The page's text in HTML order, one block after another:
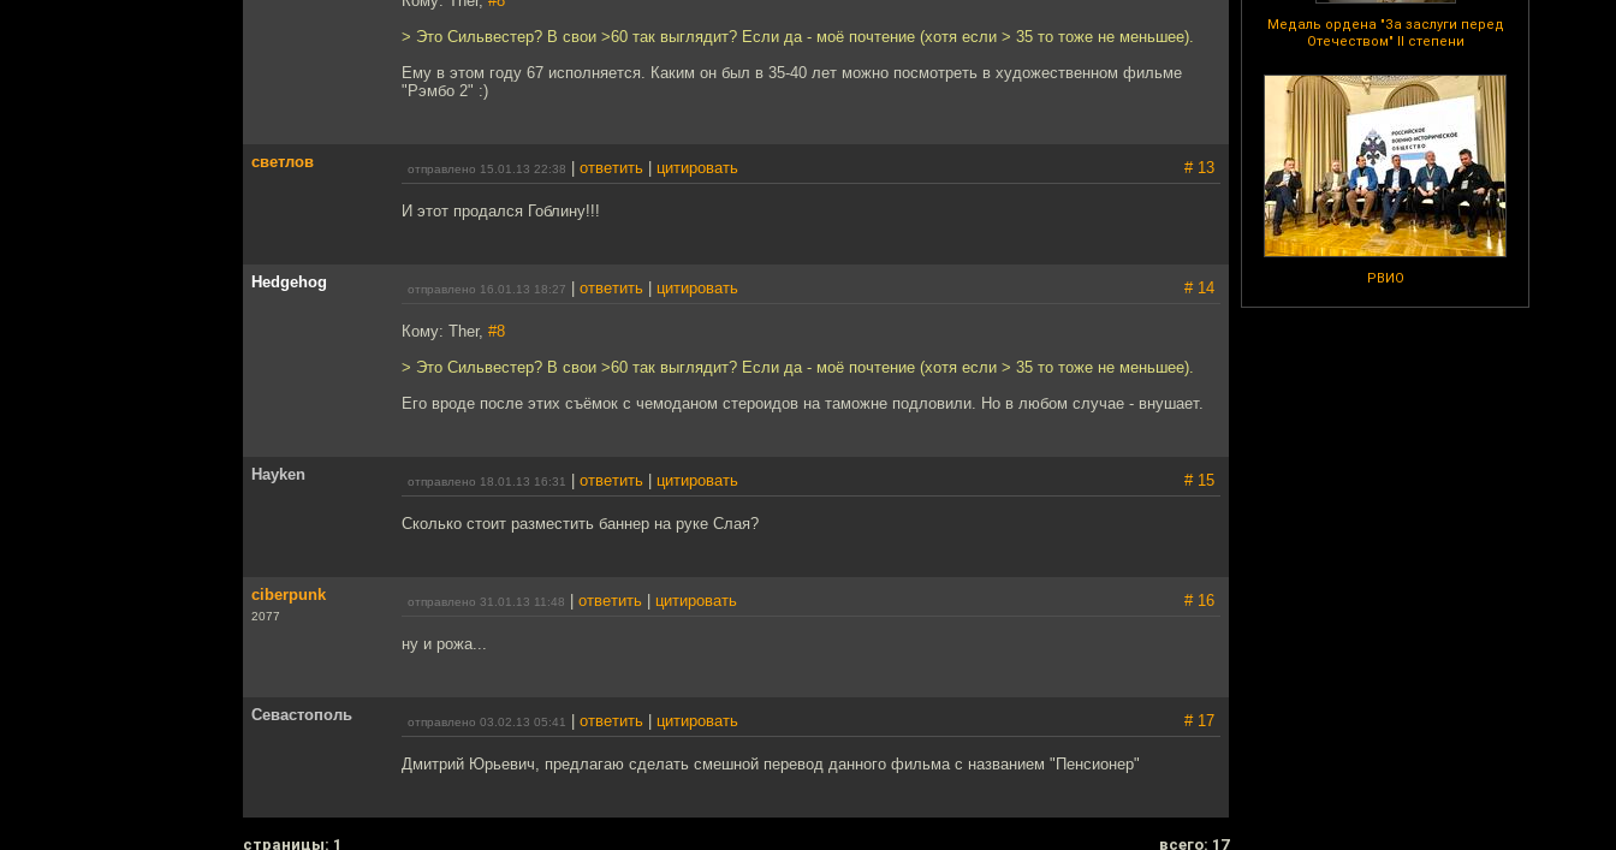
Медаль ордена "За заслуги перед
Отечеством" II степени
РВИО
> Это Сильвестер? В свои >60 так выглядит? Если да - моё почтение (хотя если > 35 то тоже не меньшее).
Ему в этом году 67 исполняется. Каким он был в 35-40 лет можно посмотреть в художественном фильме
"Рэмбо 2" :)
светлов отправлено 15.01.13 22:38 ответить цитировать # 13
И этот продался Гоблину!!!
Hedgehog отправлено 16.01.13 18:27 ответить цитировать # 14
Кому: Ther, #8
> Это Сильвестер? В свои >60 так выглядит? Если да - моё почтение (хотя если > 35 то тоже не меньшее).
Его вроде после этих съёмок с чемоданом стероидов на таможне подловили. Но в любом случае - внушает.
Hayken отправлено 18.01.13 16:31 ответить цитировать # 15
Сколько стоит разместить баннер на руке Слая?
ciberpunk
2077
отправлено 31.01.13 11:48 ответить цитировать # 16
ну и рожа...
Севастополь отправлено 03.02.13 05:41 ответить цитировать # 17
Дмитрий Юрьевич, предлагаю сделать смешной перевод данного фильма с названием "Пенсионер"
cтраницы: 1 всего: 17